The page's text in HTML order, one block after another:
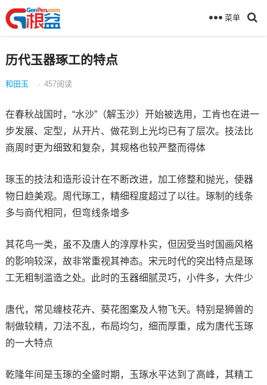
菜单
历代玉器琢工的特点
和田玉 · 457阅读
在春秋战国时，“水沙”（解玉沙）开始被选用，工肯也在进一
步发展、定型，从开片、做花到上光均已有了层次。技法比
商周时更为细致和复杂，其规格也较严整而得体
琢玉的技法和造形设计在不断改进，加工修整和抛光，使器
物日趋美观。周代琢工，精细程度超过了以往。琢制的线条
多与商代相同，但弯线条增多
其花鸟一类，虽不及唐人的淳厚朴实，但因受当时国画风格
的影响较深，故非常重视其神态。宋元时代的突出特点是琢
工无粗制滥造之处。此时的玉器细腻灵巧，小件多，大件少
唐代，常见缠枝花卉、葵花图案及人物飞天。特别是狮兽的
制做较精，刀法不乱，布局均匀，细而厚重，成为唐代玉琢
的一大特点
乾隆年间是玉琢的全盛时期，玉琢水平达到了高峰，其精工